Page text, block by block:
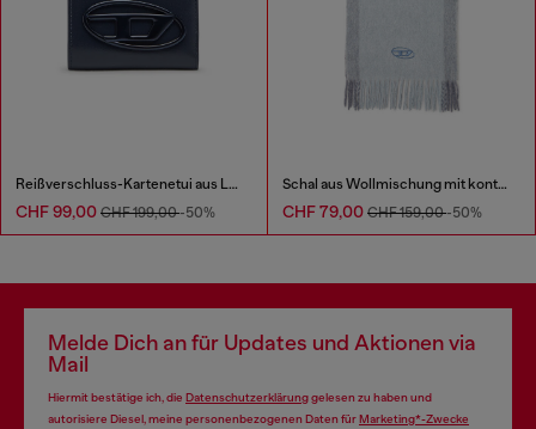
Reißverschluss-Kartenetui aus Leder
CHF 99,00 CHF 199,00-50%
Schal aus Wollmischung mit kontrastierenden Streifen
CHF 79,00 CHF 159,00-50%
Melde Dich an für Updates und Aktionen via
Mail
Hiermit bestätige ich, die Datenschutzerklärunggelesen zu haben und
autorisiere Diesel, meine personenbezogenen Daten fürMarketing*-Zwecke